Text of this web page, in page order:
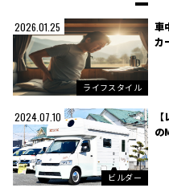
2026.01.25
ライフスタイル
車
カ
2024.07.10
ビルダー
の